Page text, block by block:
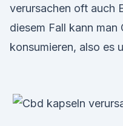
verursachen oft auch
diesem Fall kann man
konsumieren, also es